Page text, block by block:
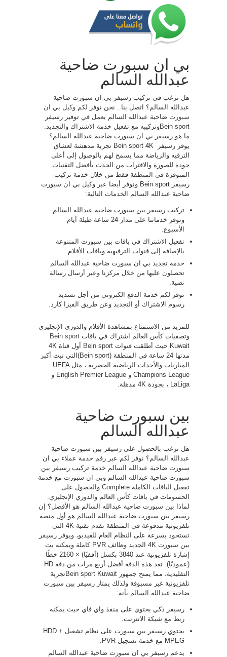
بي ان سبورت ضاحية
عبدالله السالم
هل ترغب في تركيب رسيفر بي ان سبورت ضاحية
عبدالله السالم؟ اتصل بنا.. نحن نوفر لكم وكيل بي ان
سبورت ضاحية عبدالله السالم يعمل في توفير رسيفر
Bein sportوتركيبه مع تفعيل خدمة الاشتراك والتجديد.
ما هو رسيفر بي ان سبورت ضاحية عبدالله السالم؟
يوفر رسيفر ​​ Bein sport 4K تجربة مدهشة لعشاق
الترفيه والرياضة مما يسمح لهم بالوصول إلى أعلى
جودة للصورة والاقتراب من الحدث بأفضل التقنيات
المتوفرة في المنطقة فقط من خلال خدمة تركيب
رسيفر Bein sport ونوفر أيضا عبر وكيل بي ان سبورت
ضاحية عبدالله السالم الخدمات التالية:
تركيب رسيفر بين سبورت ضاحية عبدالله السالم
ونوفر خدماتنا على مدار 24 ساعة طيلة أيام
الأسبوع.
تفعيل الاشتراك في باقات بين سبورت المتنوعة
بالإضافة إلى قنوات الترفيهية وباقات الأفلام.
خدمة تجديد بي ان سبورت ضاحية عبدالله السالم
تحصلون عليها من خلال مركزنا وعبر أرسال رسالة
نصية.
نوفر لكم خدمة الدفع الكتروني من أجل تسديد
رسوم الاشتراك أو التجديد وعن طريق الفيزا كارد.
للمزيد من الاستمتاع بمشاهدة الأفلام والدوري الإنجليزي
وتصفيات كأس العالم اشتراك في باقات Bein sport
Kuwait حيث أطلقت قنوات
Bein
sport أول قناة 4K
مدتها 24 ساعة في المنطقة (Bein sport)التي تبث أكبر
المباريات والأحداث الرياضية الحصرية ، مثل UEFA
Champions League و English Premier League و
LaLiga ، بجودة 4K مذهلة.
بين سبورت ضاحية
عبدالله السالم
هل ترغب بالحصول على رسيفر بين سبورت ضاحية
عبدالله السالم؟ نوفر لكم عبر رقم خدمة عملاء بي ان
سبورت ضاحية عبدالله السالم خدمة تركيب رسيفر بين
سبورت ضاحية عبدالله السالم وبي ان سبورت مع خدمة
تفعيل الباقات الكاملة Complete والحصول على
الحسومات في باقات كأس العالم والدوري الإنجليزي.
لماذا بين سبورت ضاحية عبدالله السالم هو الأفضل؟ إن
رسيفر بين سبورت ضاحية عبدالله السالم هو أول منصة
تلفزيونية مدفوعة في المنطقة تقدم تقنية 4K التي
تستحوذ بسرعة على النظام العام للفيديو، ويوفر رسيفر
بين سبورت 4K الجديد وظائف PVR كاملة ويمكنه بث
إشارة تلفزيونية عند 3840 بكسل (أفقيًا) × 2160 خطًا
(عموديًا). تعد هذه الدقة أفضل أربع مرات من دقة HD
التقليدية، مما يمنح جمهور Bein sport Kuwaitتجربة
تلفزيونية غير مسبوقة ولذلك يمتاز رسيفر بين سبورت
ضاحية عبدالله السالم بأنه:
رسيفر ذكي يحتوي على منفذ واي فاي حيث يمكنه
ربط مع شبكة الانترنت.
يحتوي رسيفر بين سبورت على نظام تشغيل HDD +
MPEG مع خدمة تسجيل PVR.
يدعم رسيفر بي ان سبورت ضاحية عبدالله السالم